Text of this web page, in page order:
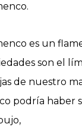
es un
son el
de nuestro
podría haber